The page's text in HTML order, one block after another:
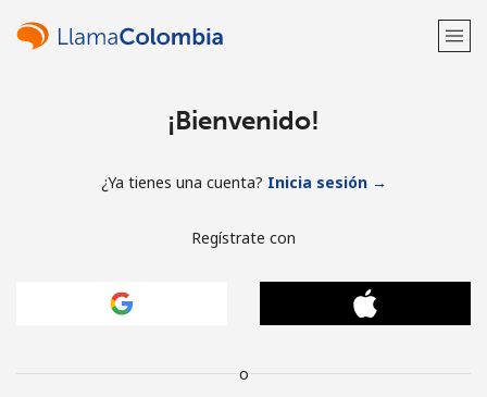
¡Bienvenido!
¿Ya tienes una cuenta? Inicia sesión →
Regístrate con
o